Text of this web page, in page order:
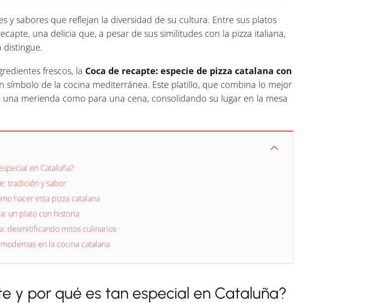
y sabores que reflejan la diversidad de su cultura. Entre sus platos
una delicia que, a pesar de sus similitudes con la pizza italiana,
frescos, la Coca de recapte: especie de pizza catalana con
símbolo de la cocina mediterránea. Este platillo, que combina lo mejor
merienda como para una cena, consolidando su lugar en la mesa
en Cataluña?
tradición y sabor
hacer esta pizza catalana
un plato con historia
desmitificando mitos culinarios
en la cocina catalana
y por qué es tan especial en Cataluña?